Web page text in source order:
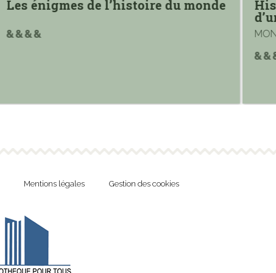
Les énigmes de l’histoire du monde
Mentions légales Gestion des cookies